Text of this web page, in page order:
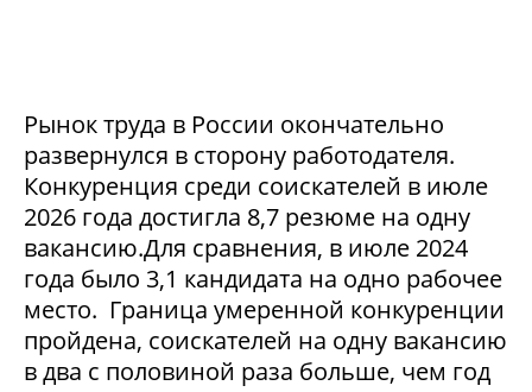
Рынок труда в России окончательно
развернулся в сторону работодателя.
Конкуренция среди соискателей в июле
2026 года достигла 8,7 резюме на одну
вакансию.Для сравнения, в июле 2024
года было 3,1 кандидата на одно рабочее
место. Граница умеренной конкуренции
пройдена, соискателей на одну вакансию
в два с половиной раза больше, чем год